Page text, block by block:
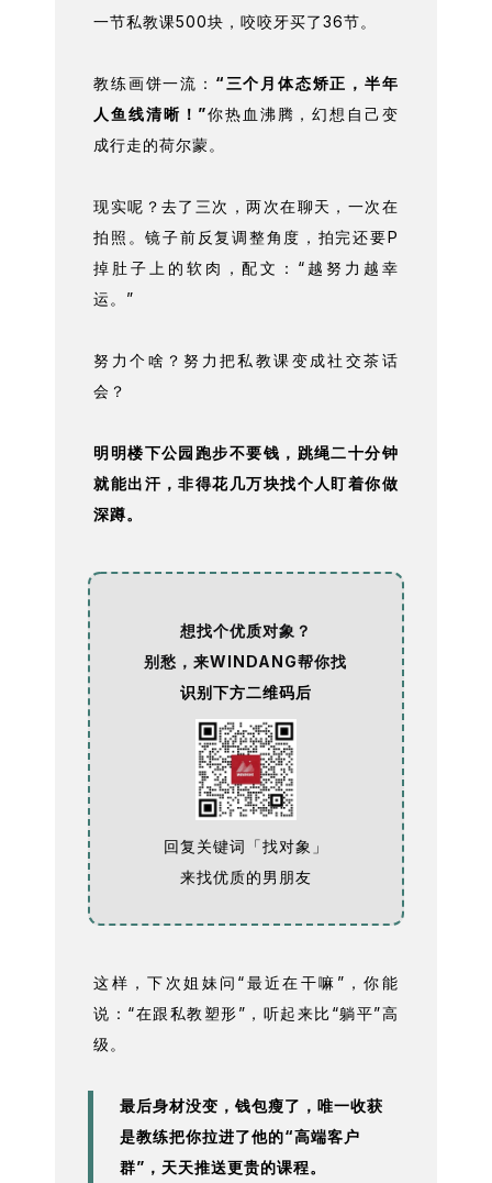
一节私教课500块，咬咬牙买了36节。
教练画饼一流： “三个月体态矫正，半年
人鱼线清晰！”你热血沸腾，幻想自己变
成行走的荷尔蒙。
现实呢？去了三次，两次在聊天，一次在
拍照。镜子前反复调整角度，拍完还要P
掉肚子上的软肉，配文：“越努力越幸
运。”
努力个啥？努力把私教课变成社交茶话
会？
明明楼下公园跑步不要钱，跳绳二十分钟
就能出汗，非得花几万块找个人盯着你做
深蹲。
想找个优质对象？
别愁，来WINDANG帮你找
识别下方二维码后
回复关键词「找对象」
来找优质的男朋友
这样，下次姐妹问“最近在干嘛”，你能
说：“在跟私教塑形”，听起来比“躺平”高
级。
最后身材没变，钱包瘦了，唯一收获
是教练把你拉进了他的“高端客户
群”，天天推送更贵的课程。